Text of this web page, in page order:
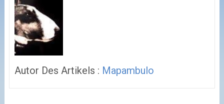
Autor Des Artikels : Mapambulo